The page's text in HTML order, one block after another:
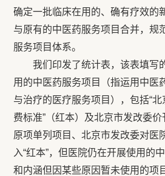
确定一批临床在用的、确有疗效的
与原有的中医药服务项目合并，规
服务项目体系。
我们印发了统计表，该表填写
用的中医药服务项目（指运用中医
与治疗的医疗服务项目），包括“
费标准”（红本）及北京市发改委
原项单列项目、北京市发改委对医
入“红本”，但医院仍在开展使用的
和内涵但因某些原因暂未使用的项